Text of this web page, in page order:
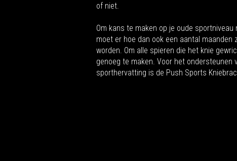
of niet.
Om kans te maken op je oude sportniveau
moet er hoe dan ook een aantal maanden
worden. Om alle spieren die het knie
genoeg te maken. Voor het ondersteunen
sporthervatting is de Push Sports